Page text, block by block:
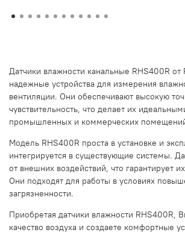
Датчики влажности канальные RHS400R от
надежные устройства для измерения
вентиляции. Они обеспечивают высокую
чувствительность, что делает их
промышленных и коммерческих
Модель RHS400R проста в установке и
интегрируется в существующие системы.
от внешних воздействий, что гарантирует
Они подходят для работы в условиях
загрязненности.
Приобретая датчики влажности RHS400R,
качество воздуха и создаете комфортные